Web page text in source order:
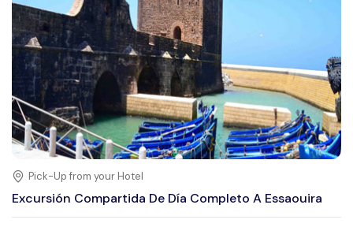
Pick-Up from your Hotel
Excursión Compartida De Día Completo A Essaouira